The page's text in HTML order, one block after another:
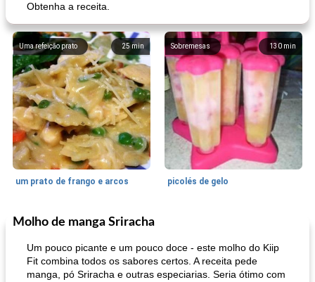
Obtenha a receita.
25min
Uma refeição prato
um prato de frango e arcos
130 min
Sobremesas
picolés de gelo
105min
Marcas de Confiança: Receitas e
Molho de manga Sriracha
Um pouco picante e um pouco doce - este molho do Kiip
Fit combina todos os sabores certos. A receita pede
manga, pó Sriracha e outras especiarias. Seria ótimo com